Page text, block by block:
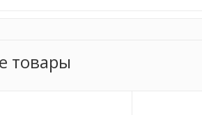
товары